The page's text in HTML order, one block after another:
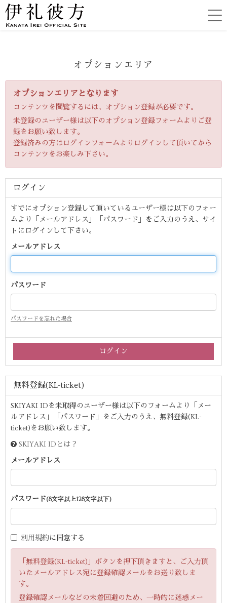
オプションエリア
オプションエリアとなります
コンテンツを閲覧するには、オプション登録が必要です。
未登録のユーザー様は以下のオプション登録フォームよりご登
録をお願い致します。
登録済みの方はログインフォームよりログインして頂いてから
コンテンツをお楽しみ下さい。
ログイン
すでにオプション登録して頂いているユーザー様は以下のフォー
ムより「メールアドレス」「パスワード」をご入力のうえ、サイ
トにログインして下さい。
メールアドレス
パスワード
パスワードを忘れた場合
無料登録(KL-ticket)
SKIYAKI IDを未取得のユーザー様は以下のフォームより「メー
ルアドレス」「パスワード」をご入力のうえ、無料登録(KL-
ticket)をお願い致します。
SKIYAKI IDとは？
メールアドレス
パスワード(8文字以上128文字以下)
利用規約に同意する
「無料登録(KL-ticket)」ボタンを押下頂きますと、ご入力頂
いたメールアドレス宛に登録確認メールをお送り致しま
す。
登録確認メールなどの未着回避のため、一時的に迷惑メー